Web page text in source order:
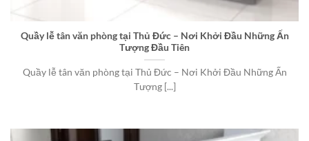
Quầy lễ tân văn phòng tại Thủ Đức – Nơi Khởi Đầu Những Ấn
Tượng Đầu Tiên
Quầy lễ tân văn phòng tại Thủ Đức – Nơi Khởi Đầu Những Ấn
Tượng [...]